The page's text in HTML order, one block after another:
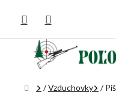
obsah
Domov
/Vzduchovky /